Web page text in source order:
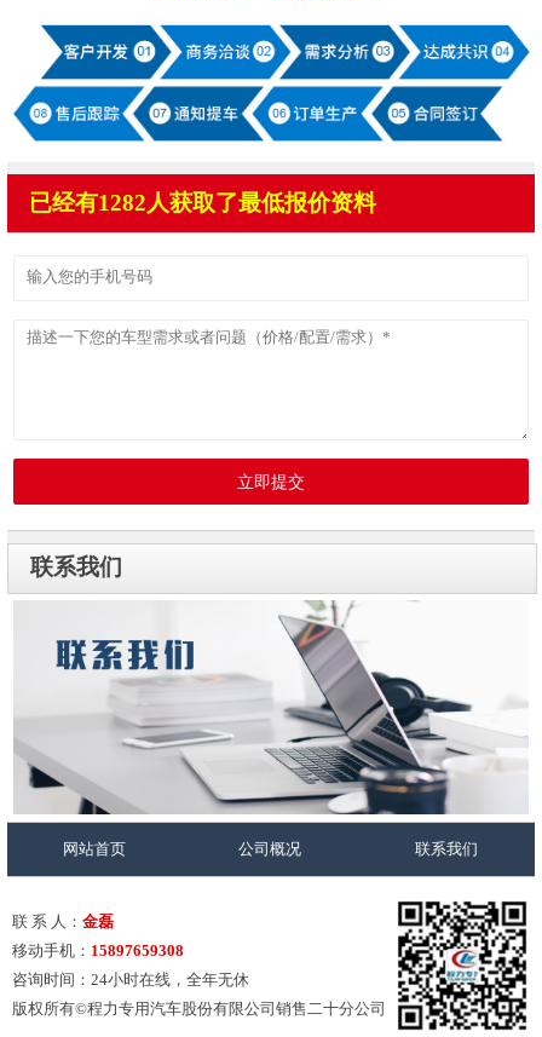
已经有1282人获取了最低报价资料
立即提交
联系我们
网站首页 公司概况 联系我们
联 系 人： 金磊
移动手机： 15897659308
咨询时间：24小时在线，全年无休
版权所有©程力专用汽车股份有限公司销售二十分公司